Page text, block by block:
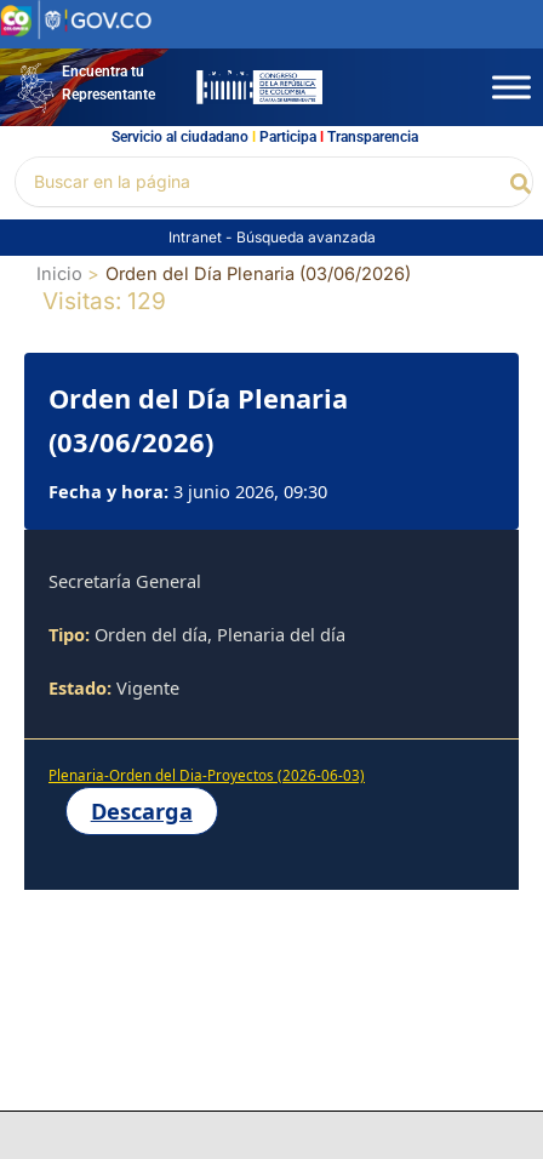
Ir
al
contenidoEncuentra tu
Representante
Servicio al ciudadano l Participal Transparencia
por:
Intranet - Búsqueda avanzada
Inicio Orden del Día Plenaria (03/06/2026)
Visitas: 129
Orden del Día Plenaria
(03/06/2026)
Fecha y hora: 3 junio 2026, 09:30
Secretaría General
Tipo: Orden del día, Plenaria del día
Estado: Vigente
Plenaria-Orden del Dia-Proyectos (2026-06-03)
Descarga